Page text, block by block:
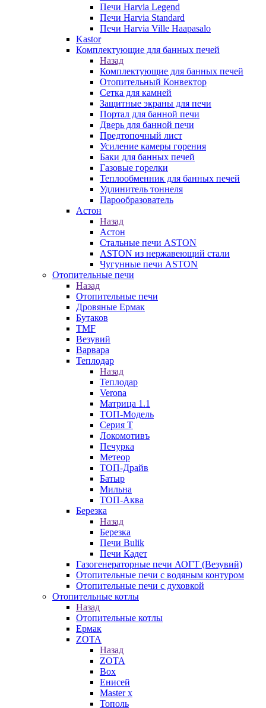
Печи Harvia Legend
Печи Harvia Standard
Печи Harvia Ville Haapasalo
Kastor
Комплектующие для банных печей
Назад
Комплектующие для банных печей
Отопительный Конвектор
Сетка для камней
Защитные экраны для печи
Портал для банной печи
Дверь для банной печи
Предтопочный лист
Усиление камеры горения
Баки для банных печей
Газовые горелки
Теплообменник для банных печей
Удлинитель тоннеля
Парообразователь
Астон
Назад
Астон
Стальные печи ASTON
ASTON из нержавеющий стали
Чугунные печи ASTON
Отопительные печи
Назад
Отопительные печи
Дровяные Ермак
Бутаков
TMF
Везувий
Варвара
Теплодар
Назад
Теплодар
Verona
Матрица 1.1
ТОП-Модель
Серия Т
Локомотивъ
Печурка
Метеор
ТОП-Драйв
Батыр
Мильна
ТОП-Аква
Березка
Назад
Березка
Печи Bulik
Печи Кадет
Газогенераторные печи АОГТ (Везувий)
Отопительные печи с водяным контуром
Отопительные печи с духовкой
Отопительные котлы
Назад
Отопительные котлы
Ермак
ZOTA
Назад
ZOTA
Box
Енисей
Master x
Тополь